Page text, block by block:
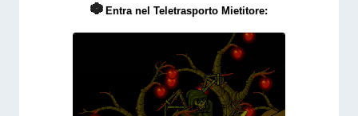
Entra nel Teletrasporto Mietitore: